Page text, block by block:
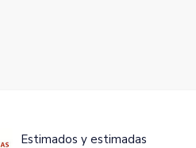
Estimados y estimadas